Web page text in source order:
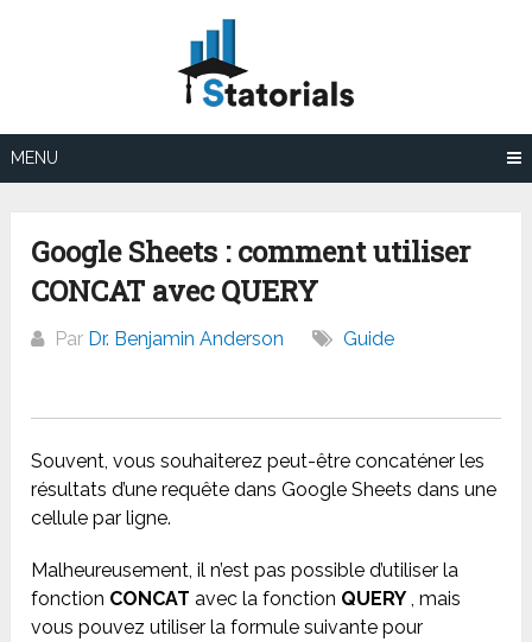
MENU
Google Sheets : comment utiliser
CONCAT avec QUERY
Par Dr. Benjamin Anderson Guide
Souvent, vous souhaiterez peut-être concaténer les
résultats d’une requête dans Google Sheets dans une
cellule par ligne.
Malheureusement, il n’est pas possible d’utiliser la
fonction CONCAT avec la fonction QUERY , mais
vous pouvez utiliser la formule suivante pour